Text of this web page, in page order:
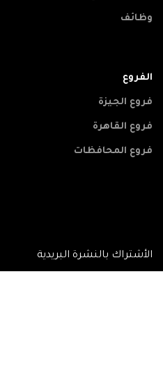
وظائف
الفروع
فروع الجيزة
فروع القاهرة
فروع المحافظات
الأشتراك بالنشرة البريدية